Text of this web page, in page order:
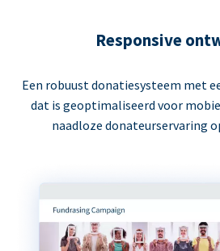
Responsive
Een robuust donatiesysteem met
dat is geoptimaliseerd voor
naadloze donateurservaring